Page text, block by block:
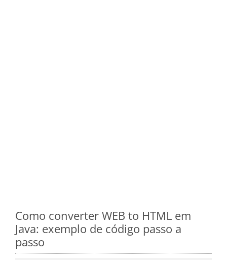
Como converter WEB to HTML em
Java: exemplo de código passo a
passo